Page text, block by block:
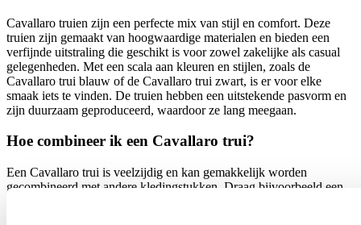
Cavallaro truien zijn een perfecte mix van stijl en comfort. Deze
truien zijn gemaakt van hoogwaardige materialen en bieden een
verfijnde uitstraling die geschikt is voor zowel zakelijke als casual
gelegenheden. Met een scala aan kleuren en stijlen, zoals de
Cavallaro trui blauw of de Cavallaro trui zwart, is er voor elke
smaak iets te vinden. De truien hebben een uitstekende pasvorm en
zijn duurzaam geproduceerd, waardoor ze lang meegaan.
Hoe combineer ik een Cavallaro trui?
Een Cavallaro trui is veelzijdig en kan gemakkelijk worden
gecombineerd met andere kledingstukken. Draag bijvoorbeeld een